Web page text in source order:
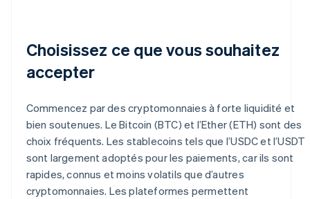
Choisissez ce que vous souhaitez
accepter
Commencez par des cryptomonnaies à forte liquidité et
bien soutenues. Le Bitcoin (BTC) et l’Ether (ETH) sont des
choix fréquents. Les stablecoins tels que l’USDC et l’USDT
sont largement adoptés pour les paiements, car ils sont
rapides, connus et moins volatils que d’autres
cryptomonnaies. Les plateformes permettent